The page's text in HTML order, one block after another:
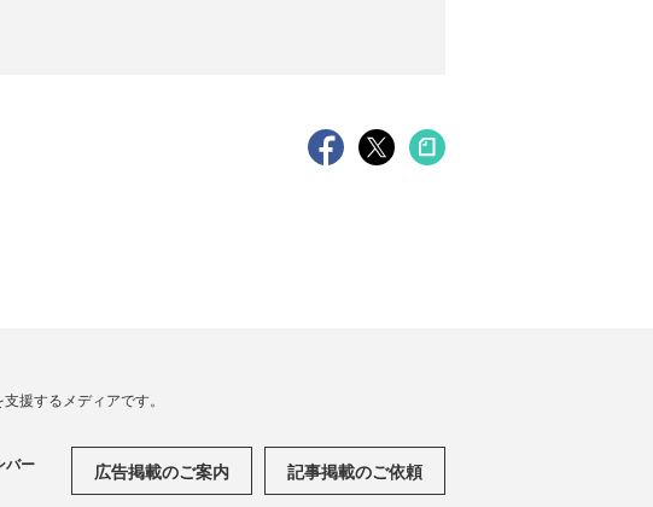
援するメディアです。
バー 広告掲載のご案内 記事掲載のご依頼